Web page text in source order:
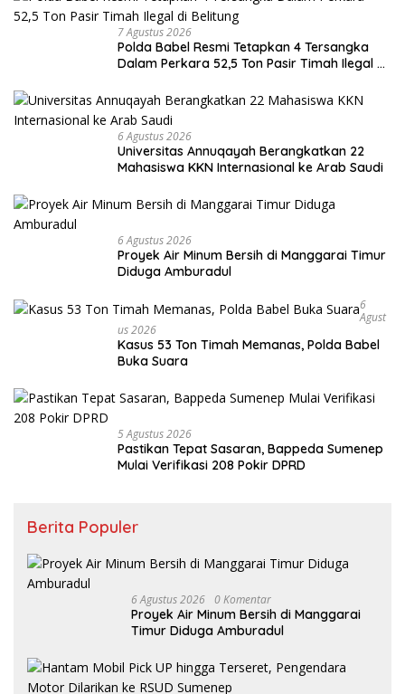
7 Agustus 2026
Polda Babel Resmi Tetapkan 4 Tersangka
Dalam Perkara 52,5 Ton Pasir Timah Ilegal di
6 Agustus 2026
Universitas Annuqayah Berangkatkan 22
Mahasiswa KKN Internasional ke Arab Saudi
6 Agustus 2026
Proyek Air Minum Bersih di Manggarai Timur
Diduga Amburadul
6
Agust
Us 2026
Kasus 53 Ton Timah Memanas, Polda Babel
Buka Suara
5 Agustus 2026
Pastikan Tepat Sasaran, Bappeda Sumenep
Mulai Verifikasi 208 Pokir DPRD
Berita Populer
6 Agustus 2026 0 Komentar
Proyek Air Minum Bersih di Manggarai
Timur Diduga Amburadul